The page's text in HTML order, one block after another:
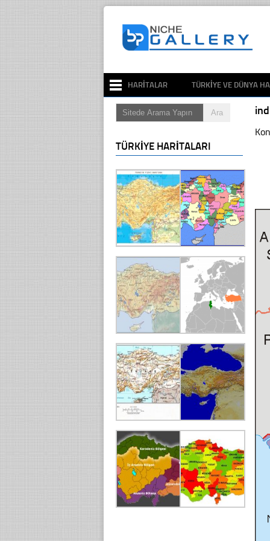
HARITALAR TÜRKIYE VE DÜNYA
TÜRKIYE HARITALARI